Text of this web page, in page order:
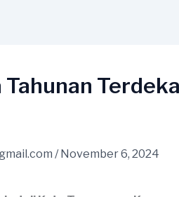
/ November 6, 2024